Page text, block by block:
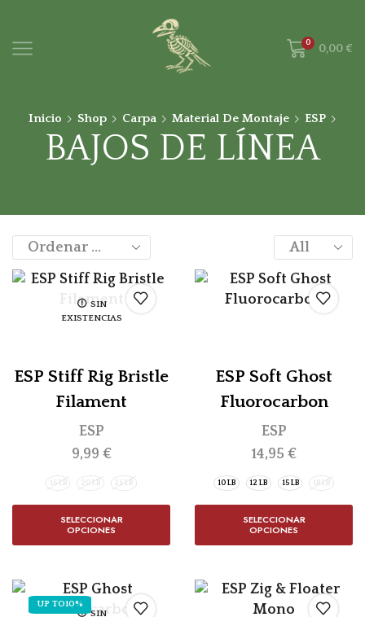
0 0,00 €
Inicio Shop Carpa Material De Montaje ESP
BAJOS DE LÍNEA
SIN
EXISTENCIAS
ESP Stiff Rig Bristle
Filament
ESP
9,99 €
15 LB 20 LB 25 LB
SELECCIONAR
OPCIONES
ESP Soft Ghost
Fluorocarbon
ESP
14,95 €
10 LB 12 LB 15 LB 18 LB
SELECCIONAR
OPCIONES
UP TO10%
SIN